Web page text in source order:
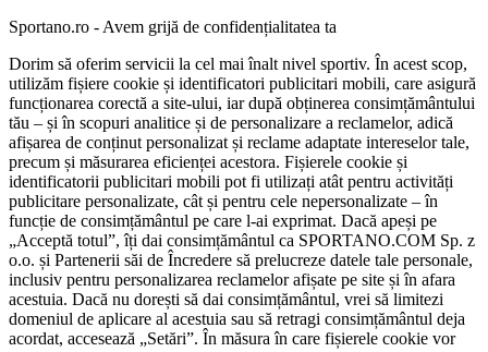
Sportano.ro - Avem grijă de confidențialitatea ta
Dorim să oferim servicii la cel mai înalt nivel sportiv. În acest scop,
utilizăm fișiere cookie și identificatori publicitari mobili, care asigură
funcționarea corectă a site-ului, iar după obținerea consimțământului
tău – și în scopuri analitice și de personalizare a reclamelor, adică
afișarea de conținut personalizat și reclame adaptate intereselor tale,
precum și măsurarea eficienței acestora. Fișierele cookie și
identificatorii publicitari mobili pot fi utilizați atât pentru activități
publicitare personalizate, cât și pentru cele nepersonalizate – în
funcție de consimțământul pe care l-ai exprimat. Dacă apeși pe
„Acceptă totul”, îți dai consimțământul ca SPORTANO.COM Sp. z
o.o. și Partenerii săi de Încredere să prelucreze datele tale personale,
inclusiv pentru personalizarea reclamelor afișate pe site și în afara
acestuia. Dacă nu dorești să dai consimțământul, vrei să limitezi
domeniul de aplicare al acestuia sau să retragi consimțământul deja
acordat, accesează „Setări”. În măsura în care fișierele cookie vor